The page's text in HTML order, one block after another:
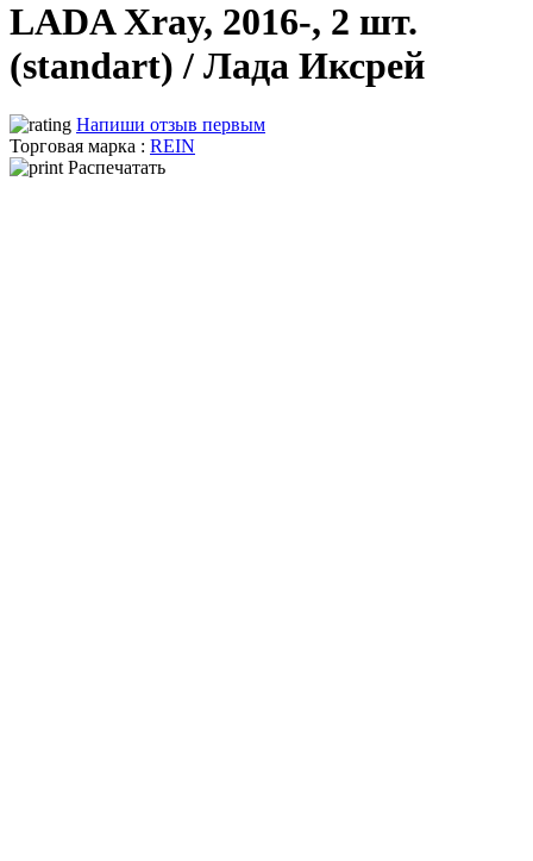
LADA Xray, 2016-, 2 шт.
(standart) / Лада Иксрей
Напиши отзыв первым
Торговая марка : REIN
Распечатать